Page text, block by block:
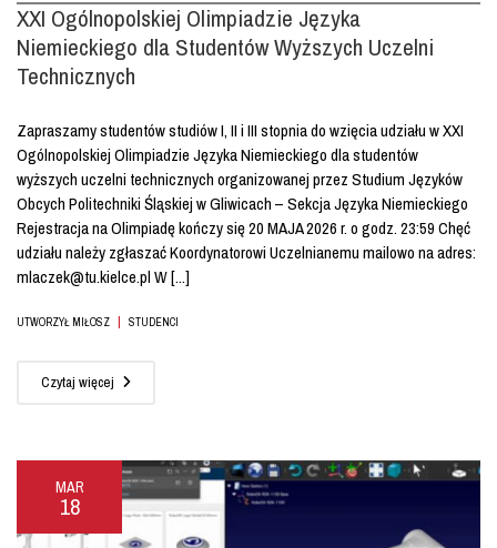
XXI Ogólnopolskiej Olimpiadzie Języka
Niemieckiego dla Studentów Wyższych Uczelni
Technicznych
Zapraszamy studentów studiów I, II i III stopnia do wzięcia udziału w XXI
Ogólnopolskiej Olimpiadzie Języka Niemieckiego dla studentów
wyższych uczelni technicznych organizowanej przez Studium Języków
Obcych Politechniki Śląskiej w Gliwicach – Sekcja Języka Niemieckiego
Rejestracja na Olimpiadę kończy się 20 MAJA 2026 r. o godz. 23:59 Chęć
udziału należy zgłaszać Koordynatorowi Uczelnianemu mailowo na adres:
mlaczek@tu.kielce.pl W [...]
UTWORZYŁ MIŁOSZ | STUDENCI
Czytaj więcej
MAR
18